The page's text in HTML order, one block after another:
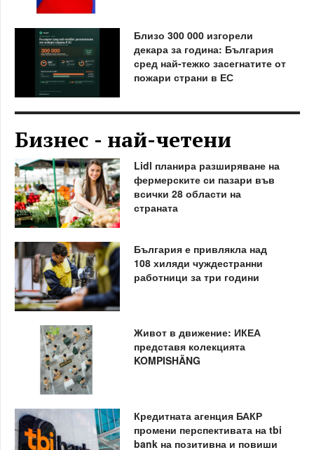
Близо 300 000 изгорели
декара за година: България
сред най-тежко засегнатите от
пожари страни в ЕС
Бизнес - най-четени
Lidl планира разширяване на
фермерските си пазари във
всички 28 области на
страната
България е привлякла над
108 хиляди чуждестранни
работници за три години
Живот в движение: ИКЕА
представя колекцията
KOMPISHÄNG
Кредитната агенция БАКР
промени перспективата на tbi
bank на позитивна и повиши